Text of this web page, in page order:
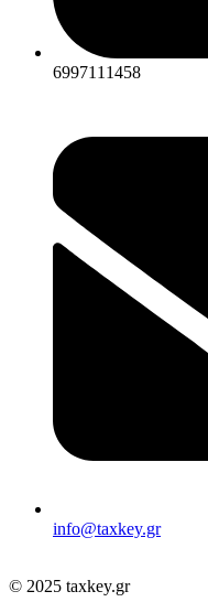
6997111458
info@taxkey.gr
© 2025 taxkey.gr